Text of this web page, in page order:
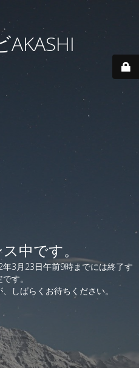
AKASHI
中です。
3月23日午前9時までには終了す
す。
しばらくお待ちください。